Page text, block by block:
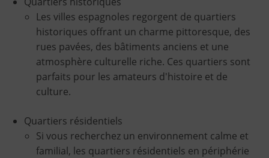
Les villes espagnoles regorgent de quartiers
historiques offrant un charme pittoresque, des
rues pavées, des bâtiments anciens et une
atmosphère culturelle riche. Ces quartiers sont
parfaits pour les amateurs d'histoire et de
culture.
Quartiers résidentiels
Si vous recherchez un environnement calme et
familial, les quartiers résidentiels en périphérie